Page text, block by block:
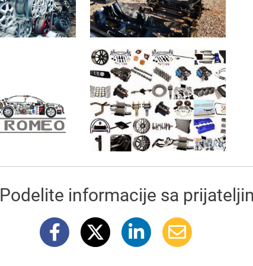
Podelite informacije sa